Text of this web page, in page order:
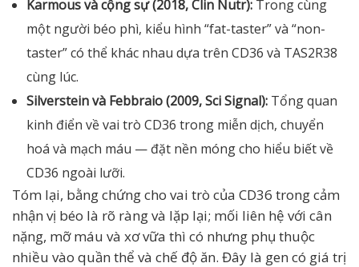
Karmous và cộng sự (2018, Clin Nutr): Trong cùng
một người béo phì, kiểu hình “fat-taster” và “non-
taster” có thể khác nhau dựa trên CD36 và TAS2R38
cùng lúc.
Silverstein và Febbraio (2009, Sci Signal): Tổng quan
kinh điển về vai trò CD36 trong miễn dịch, chuyển
hoá và mạch máu — đặt nền móng cho hiểu biết về
CD36 ngoài lưỡi.
Tóm lại, bằng chứng cho vai trò của CD36 trong cảm
nhận vị béo là rõ ràng và lặp lại; mối liên hệ với cân
nặng, mỡ máu và xơ vữa thì có nhưng phụ thuộc
nhiều vào quần thể và chế độ ăn. Đây là gen có giá trị